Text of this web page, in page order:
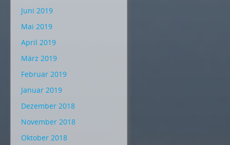
Juni 2019
Mai 2019
April 2019
März 2019
Februar 2019
Januar 2019
Dezember 2018
November 2018
Oktober 2018